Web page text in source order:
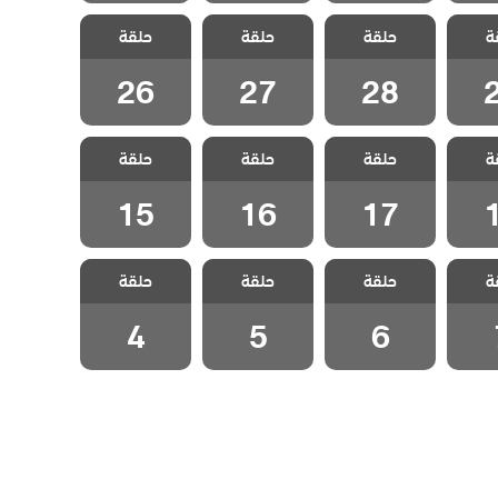
حلم
29
مسلسل حلم
اشرف الحلقة 28
حلقة
28
مسلسل حلم
اشرف الحلقة 27
حلقة
27
مسلسل حلم
اشرف الحلقة 26
حلقة
26
حلم
18
مسلسل حلم
اشرف الحلقة 17
حلقة
17
مسلسل حلم
اشرف الحلقة 16
حلقة
16
مسلسل حلم
اشرف الحلقة 15
حلقة
15
حلم
7
مسلسل حلم
اشرف الحلقة 6
حلقة
6
مسلسل حلم
اشرف الحلقة 5
حلقة
5
مسلسل حلم
اشرف الحلقة 4
حلقة
4